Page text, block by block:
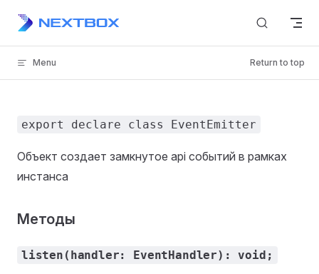
Skip to content
Menu Return to top
export declare class EventEmitter
Объект создает замкнутое api событий в рамках
инстанса
Методы
listen(handler: EventHandler): void;